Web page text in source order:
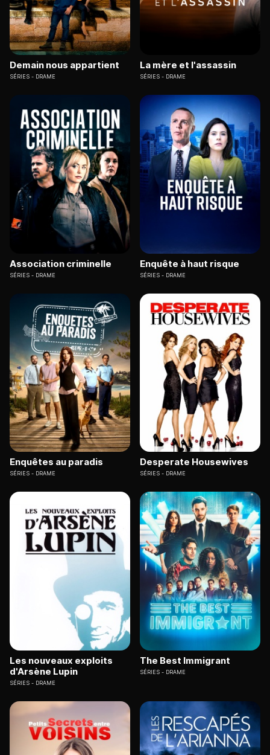
Demain nous appartient
SÉRIES DRAME
La mère et l'assassin
SÉRIES DRAME
Association criminelle
SÉRIES DRAME
Enquête à haut risque
SÉRIES DRAME
Enquêtes au paradis
SÉRIES DRAME
Desperate Housewives
SÉRIES DRAME
Les nouveaux exploits
d'Arsène Lupin
SÉRIES DRAME
The Best Immigrant
SÉRIES DRAME